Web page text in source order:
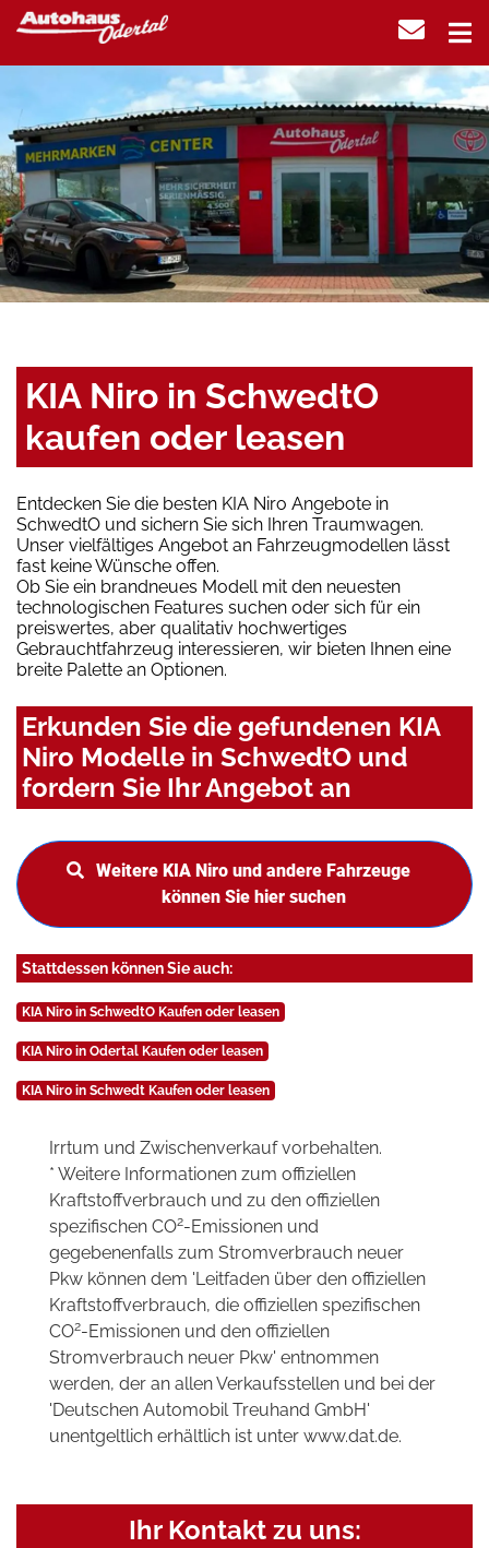
KIA Niro in SchwedtO
kaufen oder leasen
Entdecken Sie die besten KIA Niro Angebote in
SchwedtO und sichern Sie sich Ihren Traumwagen.
Unser vielfältiges Angebot an Fahrzeugmodellen lässt
fast keine Wünsche offen.
Ob Sie ein brandneues Modell mit den neuesten
technologischen Features suchen oder sich für ein
preiswertes, aber qualitativ hochwertiges
Gebrauchtfahrzeug interessieren, wir bieten Ihnen eine
breite Palette an Optionen.
Erkunden Sie die gefundenen KIA
Niro Modelle in SchwedtO und
fordern Sie Ihr Angebot an
Weitere KIA Niro und andere Fahrzeuge
können Sie hier suchen
Stattdessen können Sie auch:
KIA Niro in SchwedtO Kaufen oder leasen
KIA Niro in Odertal Kaufen oder leasen
KIA Niro in Schwedt Kaufen oder leasen
Irrtum und Zwischenverkauf vorbehalten.
* Weitere Informationen zum offiziellen
Kraftstoffverbrauch und zu den offiziellen
spezifischen CO2-Emissionen und
gegebenenfalls zum Stromverbrauch neuer
Pkw können dem 'Leitfaden über den offiziellen
Kraftstoffverbrauch, die offiziellen spezifischen
CO2-Emissionen und den offiziellen
Stromverbrauch neuer Pkw' entnommen
werden, der an allen Verkaufsstellen und bei der
'Deutschen Automobil Treuhand GmbH'
unentgeltlich erhältlich ist unter www.dat.de.
Ihr Kontakt zu uns: